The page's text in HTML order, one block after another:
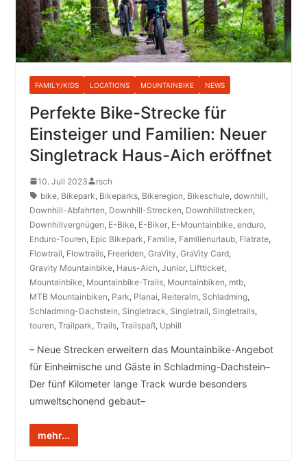
FAMILY/KIDS LOCATIONS MOUNTAINBIKE NEWS
Perfekte Bike-Strecke für
Einsteiger und Familien: Neuer
Singletrack Haus-Aich eröffnet
10. Juli 2023
rsch
bike, Bikepark, Bikeparks, Bikeregion, Bikeschule, downhill,
Downhill-Abfahrten, Downhill-Strecken, Downhillstrecken,
Downhillvergnügen, E-Bike, E-Biker, E-Mountainbike, enduro,
Enduro-Touren, Epic Bikepark, Familie, Familienurlaub, Flatrate,
Flowtrail, Flowtrails, Freeriden, GraVity, GraVity Card,
Gravity Mountainbike, Haus-Aich, Junior, Liftticket,
Mountainbike, Mountainbike-Trails, Mountainbiken, mtb,
MTB Mountainbiken, Park, Planai, Reiteralm, Schladming,
Schladming-Dachstein, Singletrack, Singletrail, Singletrails,
touren, Trailpark, Trails, Trailspaß, Uphill
– Neue Strecken erweitern das Mountainbike-Angebot
für Einheimische und Gäste in Schladming-Dachstein–
Der fünf Kilometer lange Track wurde besonders
umweltschonend gebaut–
mehr...